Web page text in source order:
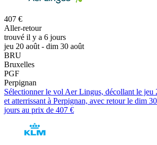
407 €
Aller-retour
trouvé il y a 6 jours
jeu 20 août - dim 30 août
BRU
Bruxelles
PGF
Perpignan
Sélectionner le vol Aer Lingus, décollant le jeu
et atterrissant à Perpignan, avec retour le dim
jours au prix de 407 €